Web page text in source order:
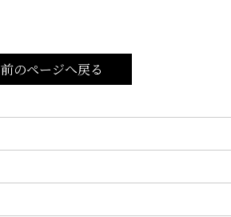
前のページへ戻る